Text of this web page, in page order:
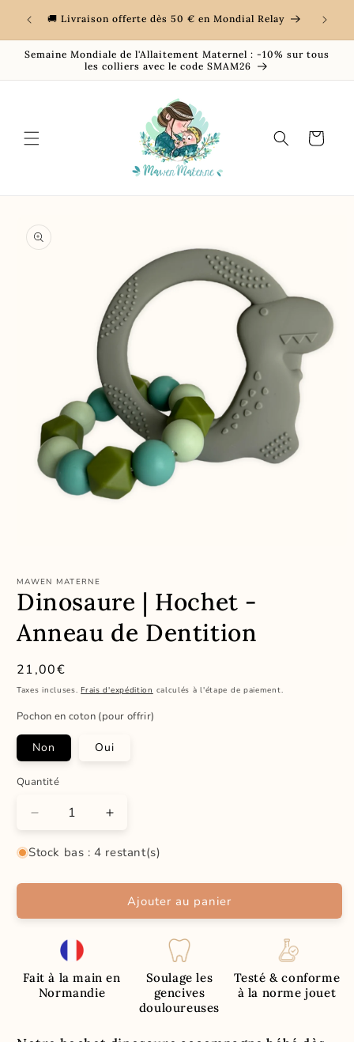
passer
contenu
🚚 Livraison offerte dès 50 € en Mondial Relay 💖 +5
Semaine Mondiale de l'Allaitement Maternel : -10% sur tous
les colliers avec le code SMAM26
Panier
informations
produits
1
dans
une
fenêtre
modale
MAWEN MATERNE
Dinosaure | Hochet -
Anneau de Dentition
Prix
habituel
21,00€
Taxes incluses.Frais d'expédition calculés à l'étape de paiement.
Pochon en coton (pour offrir)
Non Oui
Quantité
Quantité
Réduire
quantité
Dinosaure
Hochet
Anneau
Dentition
Augmenter
quantité
Dinosaure
Hochet
Dentition
Stock bas : 4 restant(s)
Ajouter au panier
Fait à la main en
Normandie
Soulage les
gencives
douloureuses
Testé & conforme
à la norme jouet